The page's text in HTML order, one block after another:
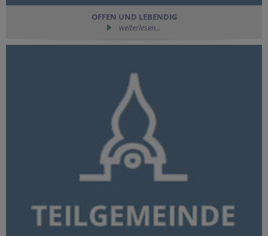
OFFEN UND LEBENDIG
weiterlesen...